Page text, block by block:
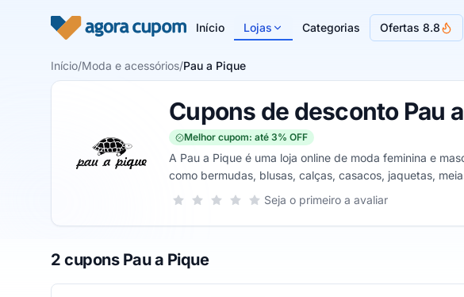
Início Lojas Categorias Ofertas 8.8
Início/Moda e acessórios/Pau a Pique
Cupons de desconto Pau
Melhor cupom: até 3% OFF
A Pau a Pique é uma loja online de moda feminina e
como bermudas, blusas, calças, casacos, jaquetas,
óculos de sol etc.
Sua nota para Pau a Pique, de 1 a 5 estrelas
5 estrelas
4 estrelas
3 estrelas
2 estrelas
1 estrela Seja o primeiro a avaliar
2 cupons Pau a Pique